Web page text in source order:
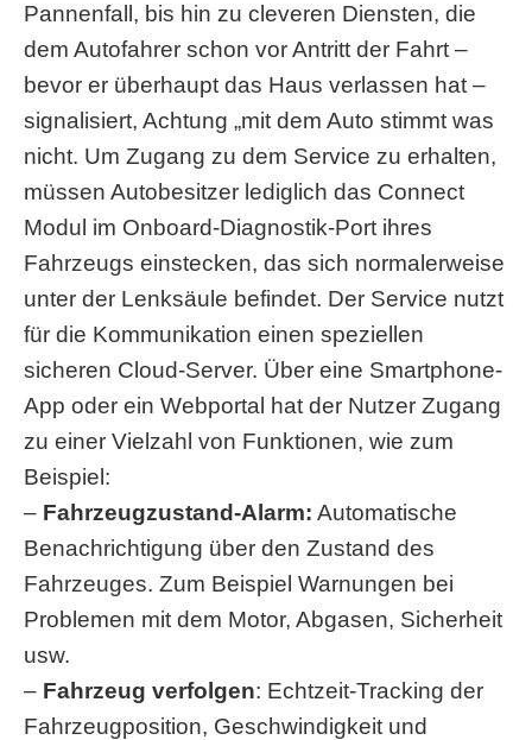
Pannenfall, bis hin zu cleveren Diensten, die
dem Autofahrer schon vor Antritt der Fahrt –
bevor er überhaupt das Haus verlassen hat –
signalisiert, Achtung „mit dem Auto stimmt was
nicht. Um Zugang zu dem Service zu erhalten,
müssen Autobesitzer lediglich das Connect
Modul im Onboard-Diagnostik-Port ihres
Fahrzeugs einstecken, das sich normalerweise
unter der Lenksäule befindet. Der Service nutzt
für die Kommunikation einen speziellen
sicheren Cloud-Server. Über eine Smartphone-
App oder ein Webportal hat der Nutzer Zugang
zu einer Vielzahl von Funktionen, wie zum
Beispiel:
– Fahrzeugzustand-Alarm: Automatische
Benachrichtigung über den Zustand des
Fahrzeuges. Zum Beispiel Warnungen bei
Problemen mit dem Motor, Abgasen, Sicherheit
usw.
– Fahrzeug verfolgen: Echtzeit-Tracking der
Fahrzeugposition, Geschwindigkeit und